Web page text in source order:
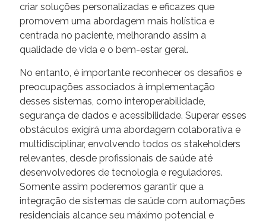
criar soluções personalizadas e eficazes que
promovem uma abordagem mais holística e
centrada no paciente, melhorando assim a
qualidade de vida e o bem-estar geral.
No entanto, é importante reconhecer os desafios e
preocupações associados à implementação
desses sistemas, como interoperabilidade,
segurança de dados e acessibilidade. Superar esses
obstáculos exigirá uma abordagem colaborativa e
multidisciplinar, envolvendo todos os stakeholders
relevantes, desde profissionais de saúde até
desenvolvedores de tecnologia e reguladores.
Somente assim poderemos garantir que a
integração de sistemas de saúde com automações
residenciais alcance seu máximo potencial e